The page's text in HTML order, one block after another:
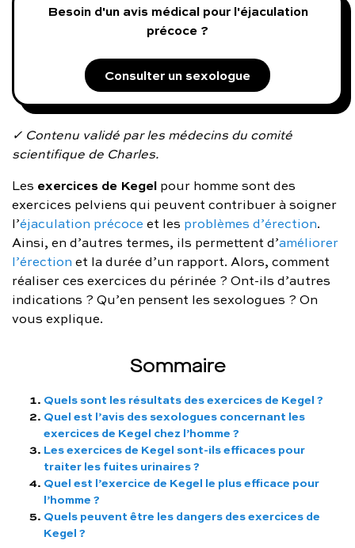
Prenez soin de vous :
Consultez un médecin
Vous avez des questions :
FAQ complète
01 86 65 17 33
contact@charles.co
Besoin d'un avis médical pour l'éjaculation
précoce ?
Consulter un sexologue
✓ Contenu validé par les médecins du comité
scientifique de Charles.
Les exercices de Kegel pour homme sont des
exercices pelviens qui peuvent contribuer à soigner
l’éjaculation précoce et les problèmes d’érection.
Ainsi, en d’autres termes, ils permettent d’améliorer
l’érection et la durée d’un rapport. Alors, comment
réaliser ces exercices du périnée ? Ont-ils d’autres
indications ? Qu’en pensent les sexologues ? On
vous explique.
Sommaire
Quels sont les résultats des exercices de Kegel ?
Quel est l’avis des sexologues concernant les
exercices de Kegel chez l’homme ?
Les exercices de Kegel sont-ils efficaces pour
traiter les fuites urinaires ?
Quel est l’exercice de Kegel le plus efficace pour
l’homme ?
Quels peuvent être les dangers des exercices de
Kegel ?